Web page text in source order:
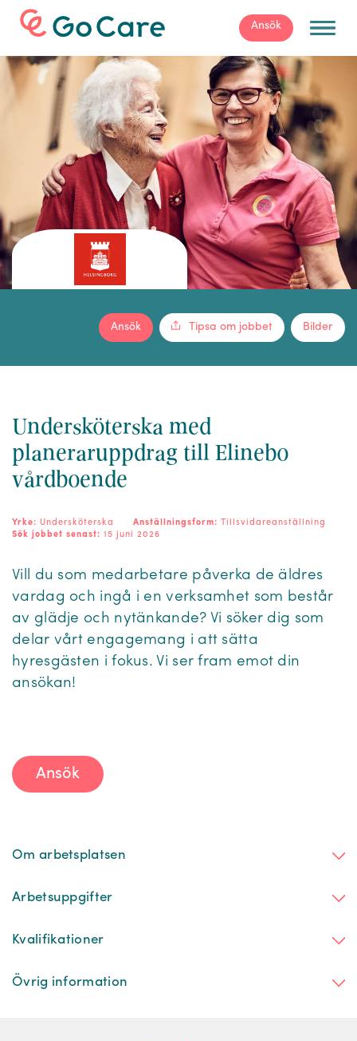
För arbetsgivare Ansök
Bilder
Tipsa om jobbet
Ansök
Undersköterska med
planeraruppdrag till Elinebo
vårdboende
Yrke: Undersköterska Anställningsform:
Tillsvidareanställning
Sök jobbet senast: 15 juni 2026
Vill du som medarbetare påverka de äldres
vardag och ingå i en verksamhet som består
av glädje och nytänkande? Vi söker dig som
delar vårt engagemang i att sätta
hyresgästen i fokus. Vi ser fram emot din
ansökan!
Ansök
Om arbetsplatsen
Arbetsuppgifter
Kvalifikationer
Övrig information